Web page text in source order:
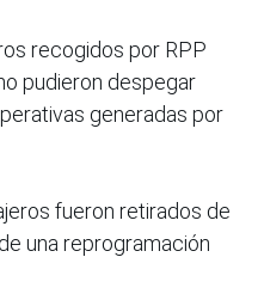
recogidos por RPP
pudieron despegar
generadas por
fueron retirados de
una reprogramación